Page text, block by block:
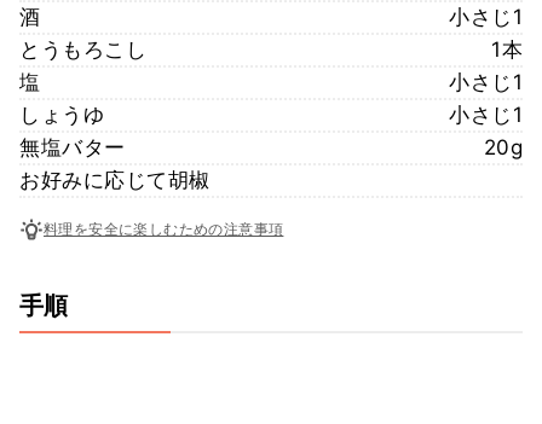
酒
小さじ1
とうもろこし
1本
塩
小さじ1
しょうゆ
小さじ1
無塩バター
20g
お好みに応じて胡椒
料理を安全に楽しむための注意事項
手順